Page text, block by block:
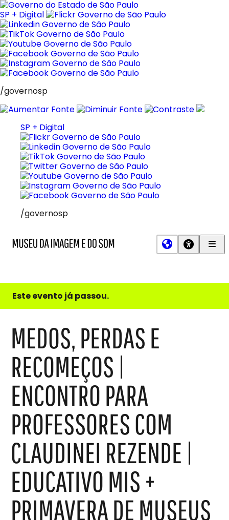
Pular
para
o
conteúdo
SP + Digital
/governosp
SP + Digital
/governosp
e
do
Este evento já passou.
MEDOS, PERDAS E
RECOMEÇOS |
ENCONTRO PARA
PROFESSORES COM
CLAUDINEI REZENDE |
EDUCATIVO MIS +
PRIMAVERA DE MUSEUS